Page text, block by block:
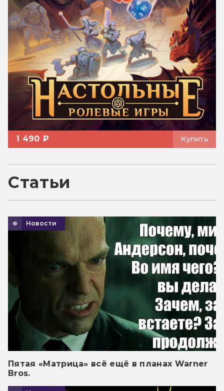
1 490 ₽ Купить
Статьи
Новости
Пятая «Матрица» всё ещё в планах Warner
Bros.